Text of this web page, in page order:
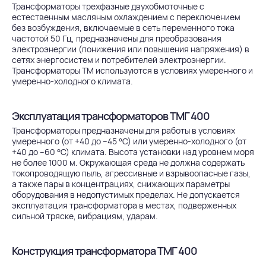
Трансформаторы трехфазные двухобмоточные с
естественным масляным охлаждением с переключением
без возбуждения, включаемые в сеть переменного тока
частотой 50 Гц, предназначены для преобразования
электроэнергии (понижения или повышения напряжения) в
сетях энергосистем и потребителей электроэнергии.
Трансформаторы ТМ используются в условиях умеренного и
умеренно-холодного климата.
Эксплуатация трансформаторов ТМГ 400
Трансформаторы предназначены для работы в условиях
умеренного (от +40 до –45 °С) или умеренно-холодного (от
+40 до –60 °С) климата. Высота установки над уровнем моря
не более 1000 м. Окружающая среда не должна содержать
токопроводящую пыль, агрессивные и взрывоопасные газы,
а также пары в концентрациях, снижающих параметры
оборудования в недопустимых пределах. Не допускается
эксплуатация трансформатора в местах, подверженных
сильной тряске, вибрациям, ударам.
Конструкция трансформатора ТМГ 400